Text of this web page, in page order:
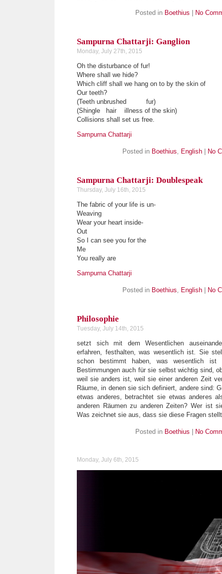
Posted in Boethius No
Sampurna Chattarji: Ganglion
Monday, July 27th, 2015
Oh the disturbance of fur!
Where shall we hide?
Which cliff shall we hang on to by the skin of
Our teeth?
(Teeth unbrushed fur)
(Shingle hair illness of the skin)
Collisions shall set us free.
Sampurna Chattarji
Posted in Boethius, English No
Sampurna Chattarji: Doublespeak
Thursday, July 16th, 2015
The fabric of your life is un-
Weaving
Wear your heart inside-
Out
So I can see you for the
Me
You really are
Sampurna Chattarji
Posted in Boethius, English No
Philosophie
Tuesday, July 14th, 2015
setzt sich mit dem Wesentlichen
erfahren, festhalten, was wesentlich ist. Sie
schon bestimmt haben, was wesentlich
Bestimmungen auch für sie selbst wichtig sind,
weil sie anders ist, weil sie einer anderen Zeit
Räume, in denen sie sich definiert, andere sind:
etwas anderes, betrachtet sie etwas anderes
anderen Räumen zu anderen Zeiten? Wer ist
Was zeichnet sie aus, dass sie diese Fragen
Posted in Boethius No
Monday, July 6th, 2015